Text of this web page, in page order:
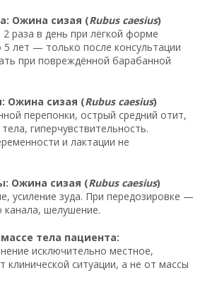
Ожина сизая (Rubus caesius)
раза в день при лёгкой форме
лет — только после консультации
при повреждённой барабанной
Ожина сизая (Rubus caesius)
перепонки, острый средний отит,
гиперчувствительность.
и лактации не
Ожина сизая (Rubus caesius)
усиление зуда. При передозировке —
канала, шелушение.
тела пациента:
исключительно местное,
клинической ситуации, а не от массы